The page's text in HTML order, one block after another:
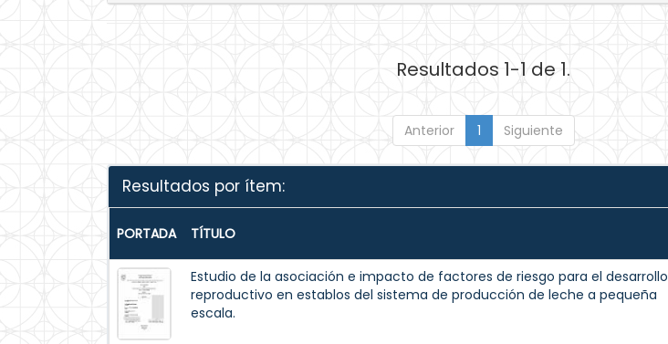
Resultados 1-1 de 1.
Anterior 1 Siguiente
Resultados por ítem:
PORTADA TÍTULO
Estudio de la asociación e impacto de factores de riesgo para el desarrollo
reproductivo en establos del sistema de producción de leche a pequeña
escala.